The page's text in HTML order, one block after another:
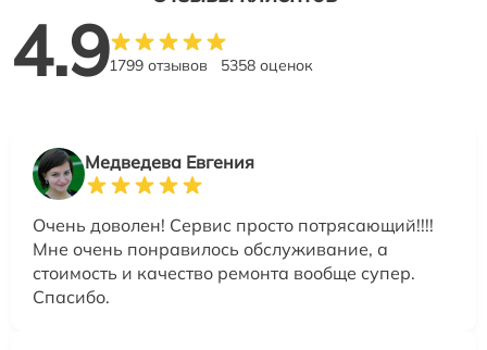
4.91799 отзывов 5358 оценок
Медведева Евгения
Очень доволен! Сервис просто потрясающий!!!!
Мне очень понравилось обслуживание, а
стоимость и качество ремонта вообще супер.
Спасибо.